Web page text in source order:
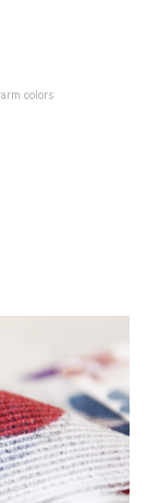
colors